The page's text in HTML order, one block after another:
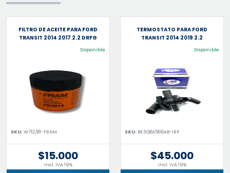
FILTRO DE ACEITE PARA FORD
TRANSIT 2014 2017 2.2 DRFG
Disponible
SKU:W712/81-FRAM
$15.000
incl. IVA 19%
TERMOSTATO PARA FORD
TRANSIT 2014 2019 2.2
Disponible
SKU: BK3Q8A586AB-IRP
$45.000
incl. IVA 19%